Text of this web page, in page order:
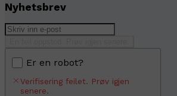
Nyhetsbrev
Er en robot?
Verifisering feilet. Prøv igjen
senere.